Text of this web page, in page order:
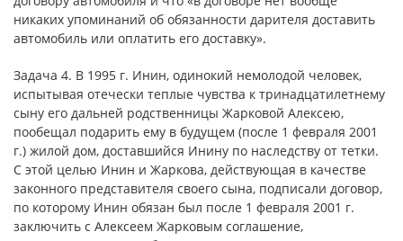
никаких упоминаний об обязанности дарителя доставить
автомобиль или оплатить его доставку».
Задача 4. В 1995 г. Инин, одинокий немолодой человек,
испытывая отечески теплые чувства к тринадцатилетнему
сыну его дальней родственницы Жарковой Алексею,
пообещал подарить ему в будущем (после 1 февраля 2001
г.) жилой дом, доставшийся Инину по наследству от тетки.
С этой целью Инин и Жаркова, действующая в качестве
законного представителя своего сына, подписали договор,
по которому Инин обязан был после 1 февраля 2001 г.
заключить с Алексеем Жарковым соглашение,